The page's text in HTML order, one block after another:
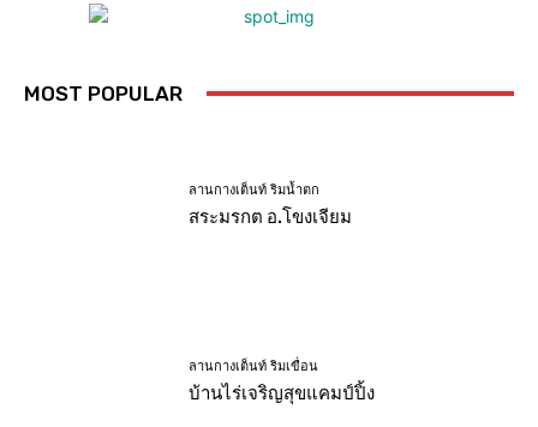
MOST POPULAR
ลานกางเต็นท์ ริมน้ำตก
สระมรกต อ.โขงเจียม
ลานกางเต็นท์ ริมเขื่อน
บ้านไร่เจริญสุขแคมป์ปิ้ง